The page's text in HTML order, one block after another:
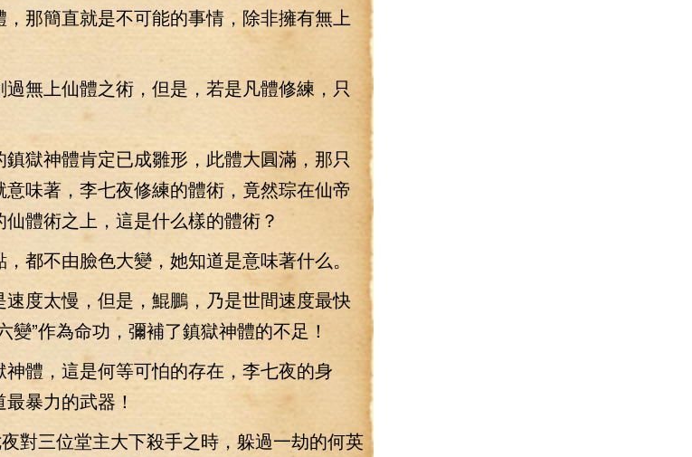
那簡直就是不可能的事情，除非擁有無上
上仙體之術，但是，若是凡體修練，只
獄神體肯定已成雛形，此體大圓滿，那只
味著，李七夜修練的體術，竟然琮在仙帝
體術之上，這是什么樣的體術？
不由臉色大變，她知道是意味著什么。
太慢，但是，鯤鵬，乃是世間速度最快
變”作為命功，彌補了鎮獄神體的不足！
體，這是何等可怕的存在，李七夜的身
暴力的武器！
三位堂主大下殺手之時，躲過一劫的何英